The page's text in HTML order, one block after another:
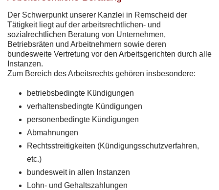
Der Schwerpunkt unserer Kanzlei in Remscheid der
Tätigkeit liegt auf der arbeitsrechtlichen- und
sozialrechtlichen Beratung von Unternehmen,
Betriebsräten und Arbeitnehmern sowie deren
bundesweite Vertretung vor den Arbeitsgerichten durch alle
Instanzen.
Zum Bereich des Arbeitsrechts gehören insbesondere:
betriebsbedingte Kündigungen
verhaltensbedingte Kündigungen
personenbedingte Kündigungen
Abmahnungen
Rechtsstreitigkeiten (Kündigungsschutzverfahren,
etc.)
bundesweit in allen Instanzen
Lohn- und Gehaltszahlungen